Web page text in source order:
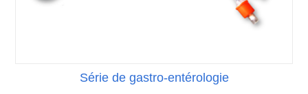
Série de gastro-entérologie